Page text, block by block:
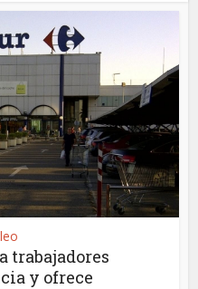
trabajadores
y ofrece